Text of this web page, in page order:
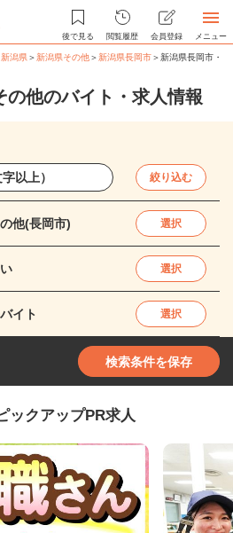
後で見る 閲覧履歴 会員登録 メニュー
新潟県＞新潟県その他＞新潟県長岡市＞新潟県長岡市・
の他のバイト・求人情報
絞り込む
他(長岡市) 選択
選択
イト 選択
検索条件を保存
ックアップPR求人